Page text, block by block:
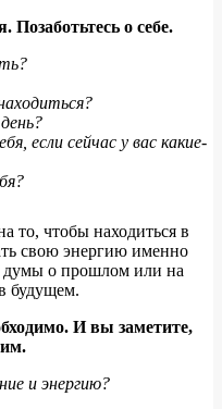
Позаботьтесь о себе.
если сейчас у вас какие-
то, чтобы находиться в
свою энергию именно
думы о прошлом или на
будущем.
И вы заметите,
и энергию?